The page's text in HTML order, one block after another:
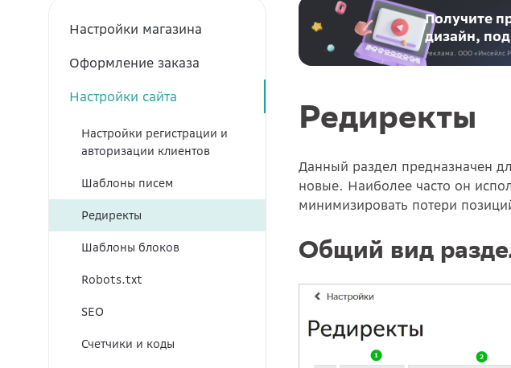
Настройки магазина
Оформление заказа
Настройки сайта
Настройки регистрации и
авторизации клиентов
Шаблоны писем
Редиректы
Шаблоны блоков
Robots.txt
SEO
Счетчики и коды
Получите
дизайн,
Реклама. ООО «Инсейлс
Редиректы
Данный раздел предназначен
новые. Наиболее часто он
минимизировать потери
Общий вид